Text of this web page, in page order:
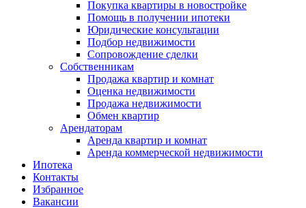
Покупка квартиры в новостройке
Помощь в получении ипотеки
Юридические консультации
Подбор недвижимости
Сопровождение сделки
Собственникам
Продажа квартир и комнат
Оценка недвижимости
Продажа недвижимости
Обмен квартир
Арендаторам
Аренда квартир и комнат
Аренда коммерческой недвижимости
Ипотека
Контакты
Избранное
Вакансии